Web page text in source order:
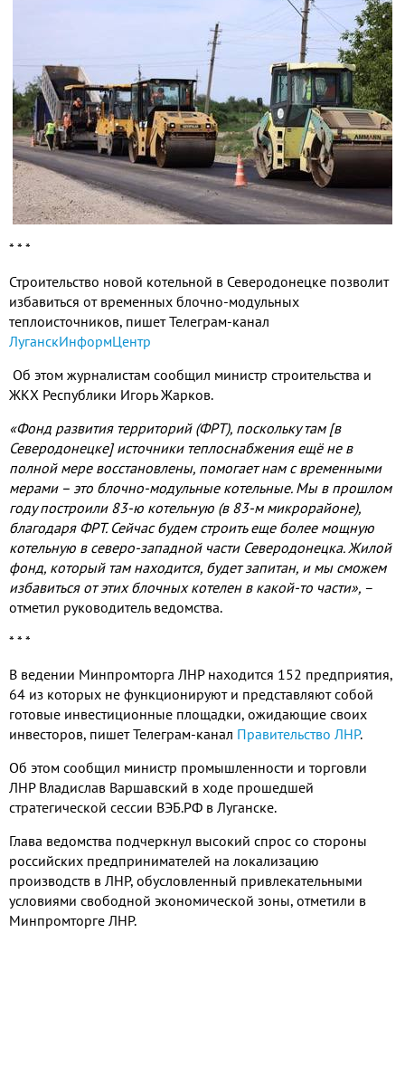
* * *
Строительство новой котельной в Северодонецке позволит
избавиться от временных блочно-модульных
теплоисточников, пишет Телеграм-канал
ЛуганскИнформЦентр
Об этом журналистам сообщил министр строительства и
ЖКХ Республики Игорь Жарков.
«Фонд развития территорий (ФРТ), поскольку там [в
Северодонецке] источники теплоснабжения ещё не в
полной мере восстановлены, помогает нам с временными
мерами – это блочно-модульные котельные. Мы в прошлом
году построили 83-ю котельную (в 83-м микрорайоне),
благодаря ФРТ. Сейчас будем строить еще более мощную
котельную в северо-западной части Северодонецка. Жилой
фонд, который там находится, будет запитан, и мы сможем
избавиться от этих блочных котелен в какой-то части», –
отметил руководитель ведомства.
* * *
В ведении Минпромторга ЛНР находится 152 предприятия,
64 из которых не функционируют и представляют собой
готовые инвестиционные площадки, ожидающие своих
инвесторов, пишет Телеграм-канал Правительство ЛНР.
Об этом сообщил министр промышленности и торговли
ЛНР Владислав Варшавский в ходе прошедшей
стратегической сессии ВЭБ.РФ в Луганске.
Глава ведомства подчеркнул высокий спрос со стороны
российских предпринимателей на локализацию
производств в ЛНР, обусловленный привлекательными
условиями свободной экономической зоны, отметили в
Минпромторге ЛНР.